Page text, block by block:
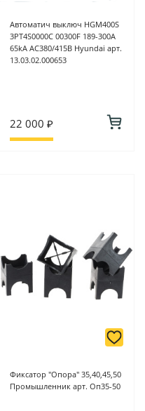
Автоматич выключ HGM400S
3PT4S0000C 00300F 189-300A
65kA AC380/415B Hyundai арт.
13.03.02.000653
22 000 ₽
Фиксатор "Опора" 35,40,45,50
Промышленник арт. Оп35-50